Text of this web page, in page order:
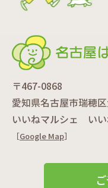
〒467-0868
愛知県名古屋市瑞穂
いいねマルシェ いい
［Google Map］